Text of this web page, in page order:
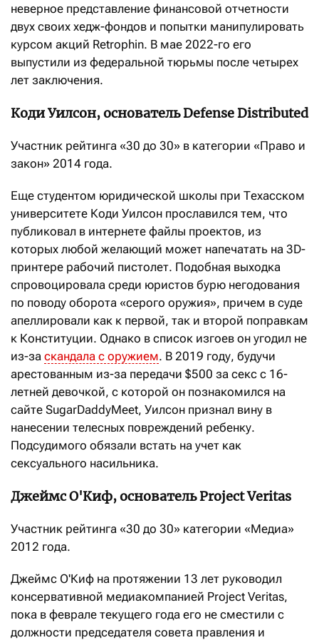
неверное представление финансовой отчетности
двух своих хедж-фондов и попытки манипулировать
курсом акций Retrophin. В мае 2022-го его
выпустили из федеральной тюрьмы после четырех
лет заключения.
Коди Уилсон, основатель Defense Distributed
Участник рейтинга «30 до 30» в категории «Право и
закон» 2014 года.
Еще студентом юридической школы при Техасском
университете Коди Уилсон прославился тем, что
публиковал в интернете файлы проектов, из
которых любой желающий может напечатать на 3D-
принтере рабочий пистолет. Подобная выходка
спровоцировала среди юристов бурю негодования
по поводу оборота «серого оружия», причем в суде
апеллировали как к первой, так и второй поправкам
к Конституции. Однако в список изгоев он угодил не
из-за скандала с оружием. В 2019 году, будучи
арестованным из-за передачи $500 за секс с 16-
летней девочкой, с которой он познакомился на
сайте SugarDaddyMeet, Уилсон признал вину в
нанесении телесных повреждений ребенку.
Подсудимого обязали встать на учет как
сексуального насильника.
Джеймс О'Киф, основатель Project Veritas
Участник рейтинга «30 до 30» категории «Медиа»
2012 года.
Джеймс О'Киф на протяжении 13 лет руководил
консервативной медиакомпанией Project Veritas,
пока в феврале текущего года его не сместили с
должности председателя совета правления и